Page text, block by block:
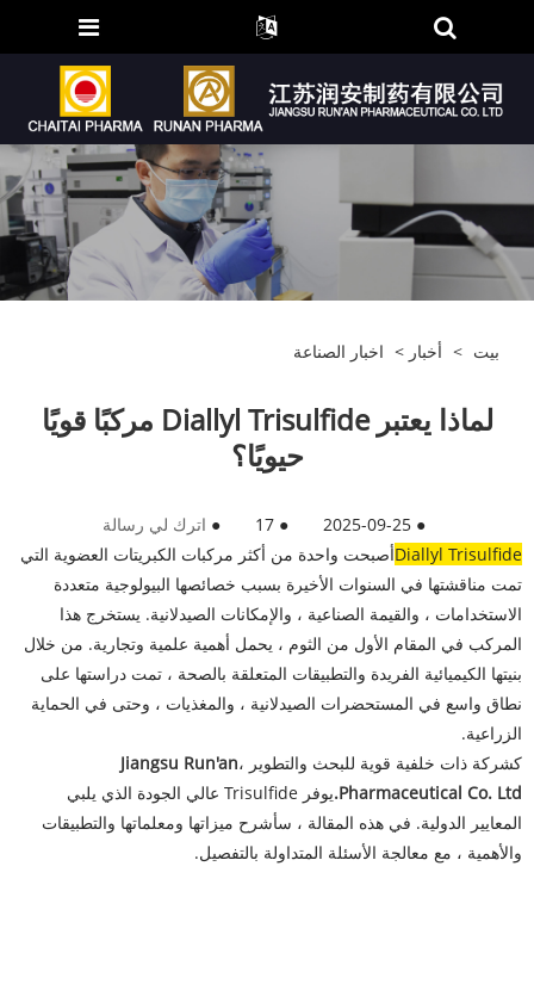
بيت > أخبار > اخبار الصناعة
لماذا يعتبر Diallyl Trisulfide مركبًا قويًا
حيويًا؟
●
2025-09-25
●
17
● اترك لي رسالة
Diallyl Trisulfideأصبحت واحدة من أكثر مركبات الكبريتات العضوية التي
تمت مناقشتها في السنوات الأخيرة بسبب خصائصها البيولوجية متعددة
الاستخدامات ، والقيمة الصناعية ، والإمكانات الصيدلانية. يستخرج هذا
المركب في المقام الأول من الثوم ، يحمل أهمية علمية وتجارية. من خلال
بنيتها الكيميائية الفريدة والتطبيقات المتعلقة بالصحة ، تمت دراستها على
نطاق واسع في المستحضرات الصيدلانية ، والمغذيات ، وحتى في الحماية
الزراعية.
كشركة ذات خلفية قوية للبحث والتطوير ،Jiangsu Run'an
Pharmaceutical Co. Ltd.
يوفر Trisulfide عالي الجودة الذي يلبي
المعايير الدولية. في هذه المقالة ، سأشرح ميزاتها ومعلماتها والتطبيقات
والأهمية ، مع معالجة الأسئلة المتداولة بالتفصيل.